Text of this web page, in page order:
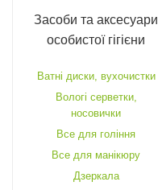
Засоби та аксесуари
особистої гігієни
Ватні диски, вухочистки
Вологі серветки,
носовички
Все для гоління
Все для манікюру
Дзеркала